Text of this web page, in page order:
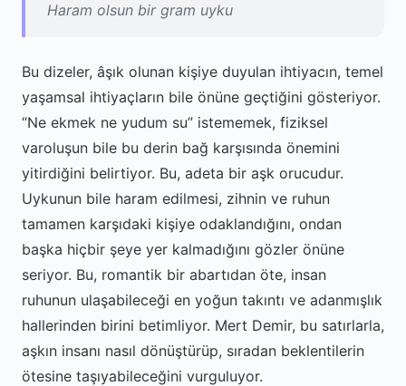
Haram olsun bir gram uyku
Bu dizeler, âşık olunan kişiye duyulan ihtiyacın, temel
yaşamsal ihtiyaçların bile önüne geçtiğini gösteriyor.
“Ne ekmek ne yudum su” istememek, fiziksel
varoluşun bile bu derin bağ karşısında önemini
yitirdiğini belirtiyor. Bu, adeta bir aşk orucudur.
Uykunun bile haram edilmesi, zihnin ve ruhun
tamamen karşıdaki kişiye odaklandığını, ondan
başka hiçbir şeye yer kalmadığını gözler önüne
seriyor. Bu, romantik bir abartıdan öte, insan
ruhunun ulaşabileceği en yoğun takıntı ve adanmışlık
hallerinden birini betimliyor. Mert Demir, bu satırlarla,
aşkın insanı nasıl dönüştürüp, sıradan beklentilerin
ötesine taşıyabileceğini vurguluyor.